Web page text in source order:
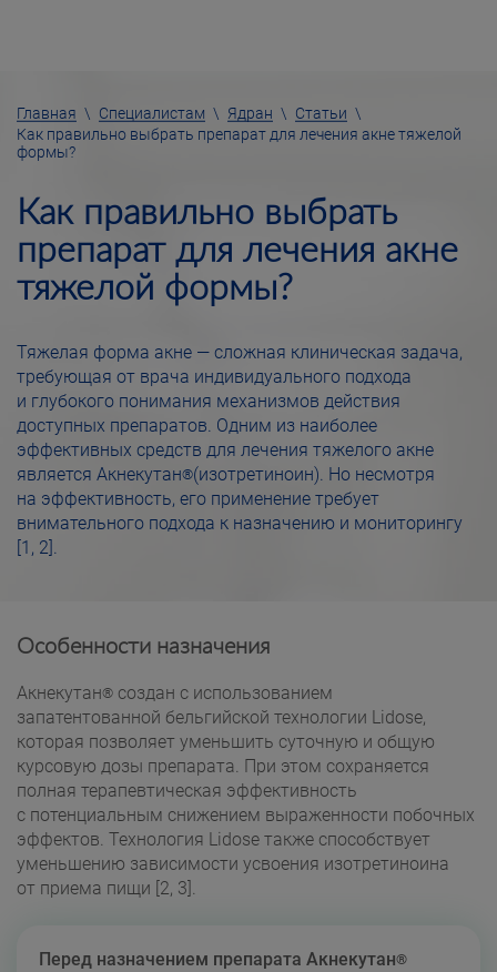
Главная \ Специалистам \ Ядран \ Статьи \
Как правильно выбрать препарат для лечения акне тяжелой
формы?
Как правильно выбрать
препарат для лечения акне
тяжелой формы?
Тяжелая форма акне — сложная клиническая задача,
требующая от врача индивидуального подхода
и глубокого понимания механизмов действия
доступных препаратов. Одним из наиболее
эффективных средств для лечения тяжелого акне
является Акнекутан®(изотретиноин). Но несмотря
на эффективность, его применение требует
внимательного подхода к назначению и мониторингу
[1, 2].
Особенности назначения
Акнекутан® создан с использованием
запатентованной бельгийской технологии Lidose,
которая позволяет уменьшить суточную и общую
курсовую дозы препарата. При этом сохраняется
полная терапевтическая эффективность
с потенциальным снижением выраженности побочных
эффектов. Технология Lidose также способствует
уменьшению зависимости усвоения изотретиноина
от приема пищи [2, 3].
Перед назначением препарата Акнекутан®